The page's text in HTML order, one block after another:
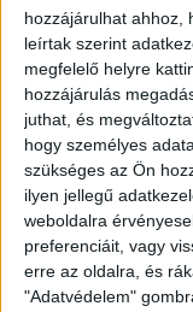
hozzájárulhat ahhoz,
leírtak szerint
megfelelő helyre
hozzájárulás
juthat, és
hogy személyes
szükséges az Ön
ilyen jellegű
weboldalra
preferenciáit, vagy
erre az oldalra, és
"Adatvédelem"
zsenília fonal.
HiMALAYA
1,240 Ft/ 100gr
Részletek
őszi-téli fonal